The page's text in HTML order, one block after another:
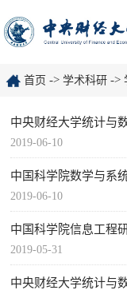
首页 -> 学术科研 ->
中央财经大学统计与
2019-06-10
2019-06-10
中国科学院信息工程
2019-05-31